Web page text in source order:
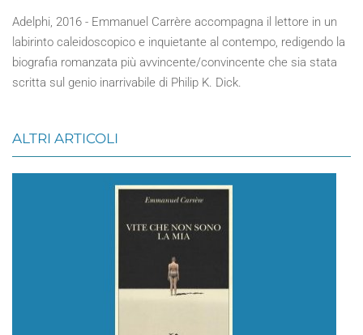
Adelphi, 2016 - Emmanuel Carrère accompagna il lettore in un
labirinto caleidoscopico e inquietante al contempo, redigendo la
biografia romanzata più avvincente/convincente che sia stata
scritta sul genio inarrivabile di Philip K. Dick.
ALTRI ARTICOLI